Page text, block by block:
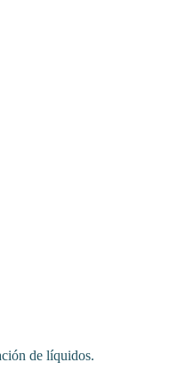
de líquidos.